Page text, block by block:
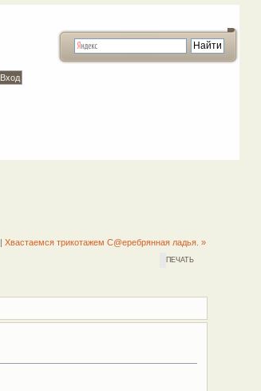
| Хвастаемся трикотажем С@еребрянная ладья. »
ПЕЧАТЬ